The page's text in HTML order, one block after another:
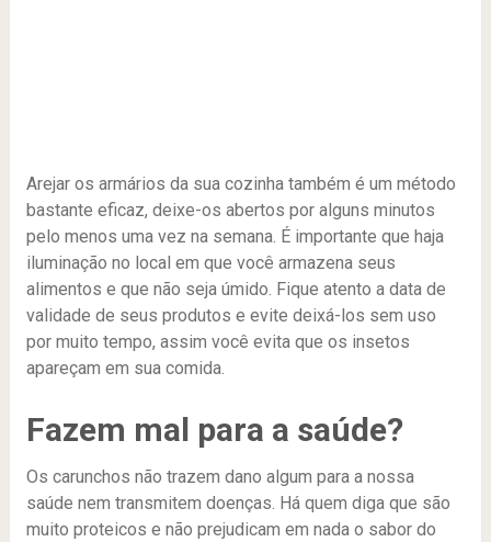
Arejar os armários da sua cozinha também é um método
bastante eficaz, deixe-os abertos por alguns minutos
pelo menos uma vez na semana. É importante que haja
iluminação no local em que você armazena seus
alimentos e que não seja úmido. Fique atento a data de
validade de seus produtos e evite deixá-los sem uso
por muito tempo, assim você evita que os insetos
apareçam em sua comida.
Fazem mal para a saúde?
Os carunchos não trazem dano algum para a nossa
saúde nem transmitem doenças. Há quem diga que são
muito proteicos e não prejudicam em nada o sabor do